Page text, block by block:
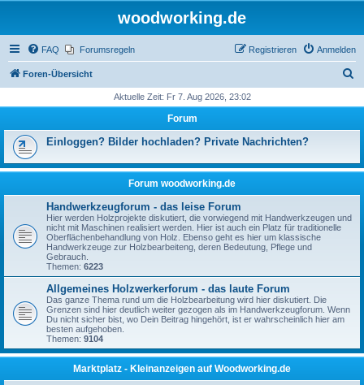
woodworking.de
FAQ Forumsregeln Anmelden
Registrieren
Foren-Übersicht
h
Aktuelle Zeit: Fr 7. Aug 2026, 23:02
Forum
Einloggen? Bilder hochladen? Private Nachrichten?
Forum woodworking.de
Handwerkzeugforum - das leise Forum
Hier werden Holzprojekte diskutiert, die vorwiegend mit Handwerkzeugen und
nicht mit Maschinen realisiert werden. Hier ist auch ein Platz für traditionelle
Oberflächenbehandlung von Holz. Ebenso geht es hier um klassische
Handwerkzeuge zur Holzbearbeiteng, deren Bedeutung, Pflege und
Gebrauch.
Themen: 6223
Allgemeines Holzwerkerforum - das laute Forum
Das ganze Thema rund um die Holzbearbeitung wird hier diskutiert. Die
Grenzen sind hier deutlich weiter gezogen als im Handwerkzeugforum. Wenn
Du nicht sicher bist, wo Dein Beitrag hingehört, ist er wahrscheinlich hier am
besten aufgehoben.
Themen: 9104
Marktplatz - Kleinanzeigen auf Woodworking.de